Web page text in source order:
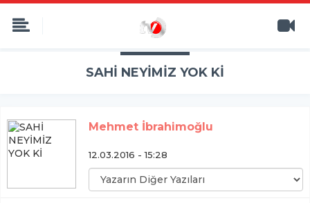
SAHİ NEYİMİZ YOK Kİ
Mehmet İbrahimoğlu
12.03.2016 - 15:28